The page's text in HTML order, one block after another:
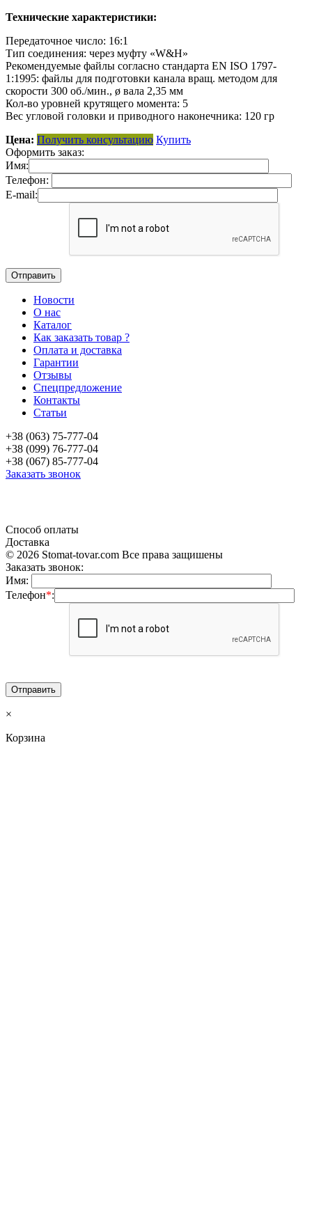
Технические характеристики:
Передаточное число: 16:1
Тип соединения: через муфту «W&H»
Рекомендуемые файлы согласно стандарта EN ISO 1797-
1:1995: файлы для подготовки канала вращ. методом для
скорости 300 об./мин., ø вала 2,35 мм
Кол-во уровней крутящего момента: 5
Вес угловой головки и приводного наконечника: 120 гр
Цена: Получить консультацию Купить
Оформить заказ:
Имя:
Телефон:
E-mail:
Новости
О нас
Каталог
Как заказать товар ?
Оплата и доставка
Гарантии
Отзывы
Спецпредложение
Контакты
Статьи
+38 (063) 75-777-04
+38 (099) 76-777-04
+38 (067) 85-777-04
Заказать звонок
Способ оплаты
Доставка
© 2026 Stomat-tovar.com Все права защишены
Заказать звонок:
Имя:
Телефон*:
×
Корзина